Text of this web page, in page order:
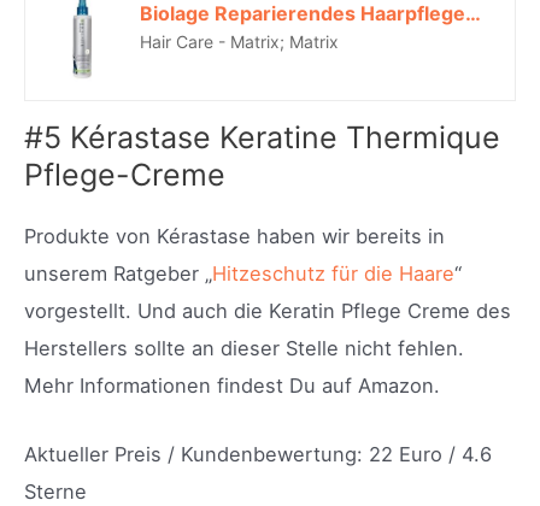
Biolage Reparierendes Haarpflegespray für überstrapaziertes Haar, Für Geschmeidigkeit und Anti-Frizz, KeratinDose Renewal Spray, 1 x 200 ml*
Hair Care - Matrix; Matrix
#5 Kérastase Keratine Thermique
Pflege-Creme
Produkte von Kérastase haben wir bereits in
unserem Ratgeber „Hitzeschutz für die Haare“
vorgestellt. Und auch die Keratin Pflege Creme des
Herstellers sollte an dieser Stelle nicht fehlen.
Mehr Informationen findest Du auf Amazon.
Aktueller Preis / Kundenbewertung: 22 Euro / 4.6
Sterne